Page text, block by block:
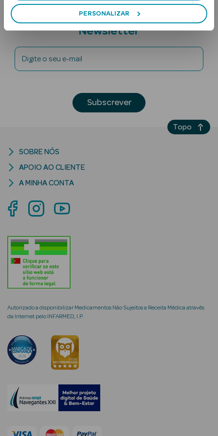
PERSONALIZAR
Rosto
Lábios
Criança
Rosto e
Ver Tudo
Cosmética
Hidratantes
Creme de Olhos
envelhecimento
Subscreva a
Newsletter
Digite o seu e-mail
Subscrever
Autorizado a disponibilizar Medicamentos Não Sujeitos a Receita Médica através
da Internet pelo INFARMED, I.P.
SOBRE NÓS
APOIO AO CLIENTE
A MINHA CONTA
Topo